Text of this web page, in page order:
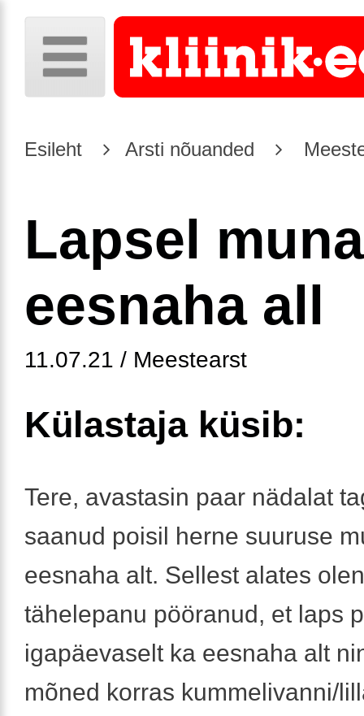
Esileht Arsti nõuanded
Lapsel muna
eesnaha all
11.07.21 / Meestearst
Külastaja küsib:
Tere, avastasin paar nädalat
saanud poisil herne suuruse
eesnaha alt. Sellest alates
tähelepanu pööranud, et laps
igapäevaselt ka eesnaha alt
mõned korras kummelivanni/